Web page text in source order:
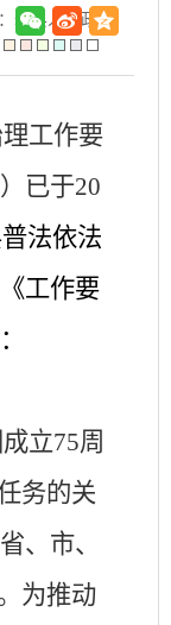
寿县人民政府
工作要
已于20
法依法
工作要
立75周
务的关
、市、
为推动